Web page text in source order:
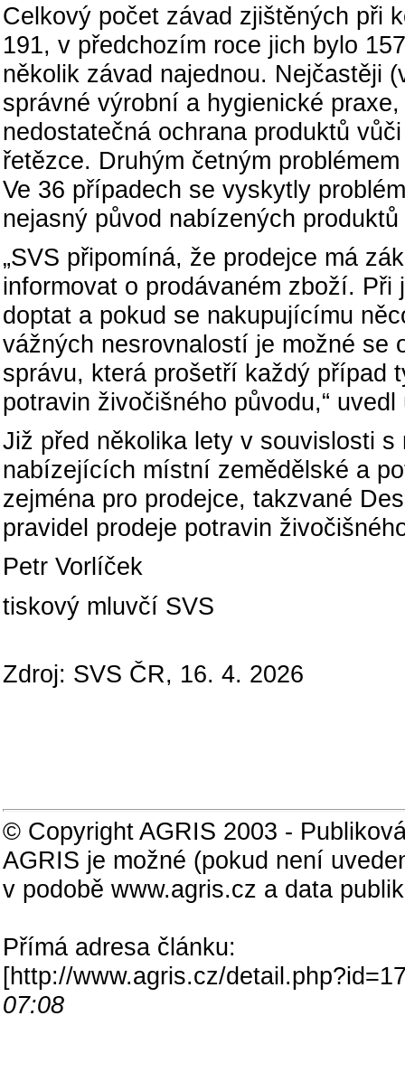
Celkový počet závad zjištěných při
191, v předchozím roce jich bylo
několik závad najednou. Nejčastěji
správné výrobní a hygienické
nedostatečná ochrana produktů
řetězce. Druhým četným
Ve 36 případech se vyskytly
nejasný původ nabízených
„SVS připomíná, že prodejce má
informovat o prodávaném zboží.
doptat a pokud se nakupujícímu
vážných nesrovnalostí je možné se
správu, která prošetří každý případ
potravin živočišného původu,“
Již před několika lety v souvislosti
nabízejících místní zemědělské a
zejména pro prodejce, takzvané
pravidel prodeje potravin
Petr Vorlíček
tiskový mluvčí SVS
Zdroj: SVS ČR, 16. 4. 2026
© Copyright AGRIS 2003 -
AGRIS je možné (pokud není
v podobě www.agris.cz a data
Přímá adresa článku:
[http://www.agris.cz/
07:08